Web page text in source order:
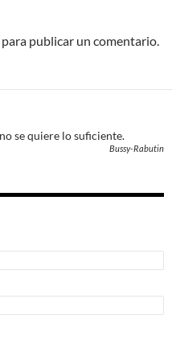
para publicar un comentario.
se quiere lo suficiente.
Bussy-Rabutin